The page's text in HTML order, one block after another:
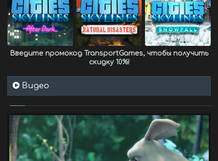
Введите промокод TransportGames, чтобы получить
скидку 10%!
Видео